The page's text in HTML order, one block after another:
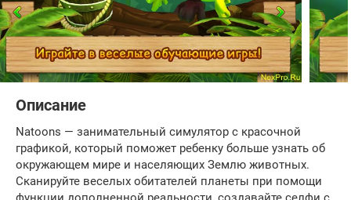
Описание
Natoons — занимательный симулятор с красочной
графикой, который поможет ребенку больше узнать об
окружающем мире и населяющих Землю животных.
Сканируйте веселых обитателей планеты при помощи